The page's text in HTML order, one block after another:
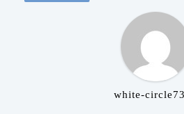
white-